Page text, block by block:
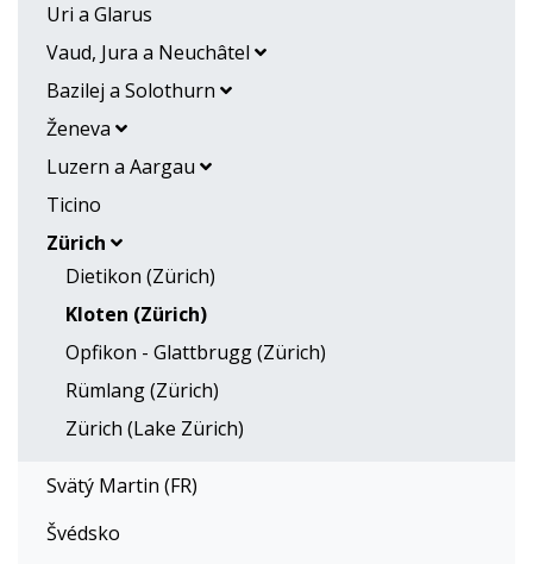
Uri a Glarus
Vaud, Jura a Neuchâtel
Bazilej a Solothurn
Ženeva
Luzern a Aargau
Ticino
Zürich
Dietikon (Zürich)
Kloten (Zürich)
Opfikon - Glattbrugg (Zürich)
Rümlang (Zürich)
Zürich (Lake Zürich)
Svätý Martin (FR)
Švédsko